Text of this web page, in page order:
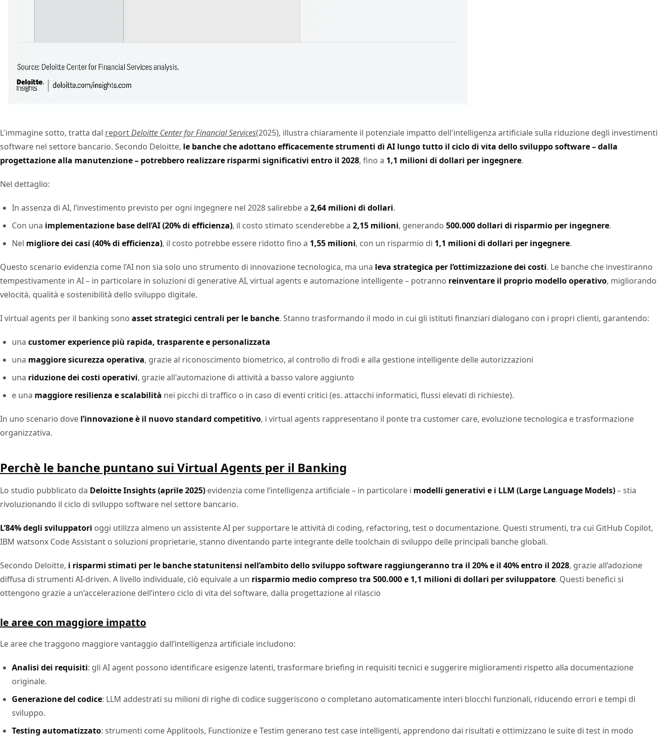
L'immagine sotto, tratta dal reportDeloitte Center for Financial Services(2025), illustra chiaramente il potenziale impatto dell'intelligenza artificiale sulla riduzione degli investimenti
software nel settore bancario. Secondo Deloitte, le banche che adottano efficacemente strumenti di AI lungo tutto il ciclo di vita dello sviluppo software – dalla
progettazione alla manutenzione – potrebbero realizzare risparmi significativi entro il 2028, fino a 1,1 milioni di dollari per ingegnere.
Nel dettaglio:
In assenza di AI, l’investimento previsto per ogni ingegnere nel 2028 salirebbe a 2,64 milioni di dollari.
Con una implementazione base dell’AI (20% di efficienza), il costo stimato scenderebbe a 2,15 milioni, generando 500.000 dollari di risparmio per ingegnere.
Nel migliore dei casi (40% di efficienza), il costo potrebbe essere ridotto fino a 1,55 milioni, con un risparmio di 1,1 milioni di dollari per ingegnere.
Questo scenario evidenzia come l’AI non sia solo uno strumento di innovazione tecnologica, ma una leva strategica per l’ottimizzazione dei costi. Le banche che investiranno
tempestivamente in AI – in particolare in soluzioni di generative AI, virtual agents e automazione intelligente – potranno reinventare il proprio modello operativo, migliorando
velocità, qualità e sostenibilità dello sviluppo digitale.
I virtual agents per il banking sono asset strategici centrali per le banche. Stanno trasformando il modo in cui gli istituti finanziari dialogano con i propri clienti, garantendo:
una customer experience più rapida, trasparente e personalizzata
una maggiore sicurezza operativa, grazie al riconoscimento biometrico, al controllo di frodi e alla gestione intelligente delle autorizzazioni
una riduzione dei costi operativi, grazie all'automazione di attività a basso valore aggiunto
e una maggiore resilienza e scalabilità nei picchi di traffico o in caso di eventi critici (es. attacchi informatici, flussi elevati di richieste).
In uno scenario dove l’innovazione è il nuovo standard competitivo, i virtual agents rappresentano il ponte tra customer care, evoluzione tecnologica e trasformazione
organizzativa.
Perchè le banche puntano sui Virtual Agents per il Banking
Lo studio pubblicato da Deloitte Insights (aprile 2025) evidenzia come l’intelligenza artificiale – in particolare i modelli generativi e i LLM (Large Language Models)– stia
rivoluzionando il ciclo di sviluppo software nel settore bancario.
L’84% degli sviluppatori oggi utilizza almeno un assistente AI per supportare le attività di coding, refactoring, test o documentazione. Questi strumenti, tra cui GitHub Copilot,
IBM watsonx Code Assistant o soluzioni proprietarie, stanno diventando parte integrante delle toolchain di sviluppo delle principali banche globali.
Secondo Deloitte, i risparmi stimati per le banche statunitensi nell’ambito dello sviluppo software raggiungeranno tra il 20% e il 40% entro il 2028, grazie all’adozione
diffusa di strumenti AI-driven. A livello individuale, ciò equivale a un risparmio medio compreso tra 500.000 e 1,1 milioni di dollari per sviluppatore. Questi benefici si
ottengono grazie a un’accelerazione dell’intero ciclo di vita del software, dalla progettazione al rilascio
le aree con maggiore impatto
Le aree che traggono maggiore vantaggio dall’intelligenza artificiale includono:
Analisi dei requisiti: gli AI agent possono identificare esigenze latenti, trasformare briefing in requisiti tecnici e suggerire miglioramenti rispetto alla documentazione
originale.
Generazione del codice: LLM addestrati su milioni di righe di codice suggeriscono o completano automaticamente interi blocchi funzionali, riducendo errori e tempi di
sviluppo.
Testing automatizzato: strumenti come Applitools, Functionize e Testim generano test case intelligenti, apprendono dai risultati e ottimizzano le suite di test in modo